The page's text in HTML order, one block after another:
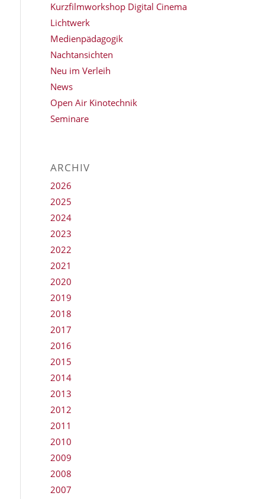
Kurzfilmworkshop Digital Cinema
Lichtwerk
Medienpädagogik
Nachtansichten
Neu im Verleih
News
Open Air Kinotechnik
Seminare
ARCHIV
2026
2025
2024
2023
2022
2021
2020
2019
2018
2017
2016
2015
2014
2013
2012
2011
2010
2009
2008
2007